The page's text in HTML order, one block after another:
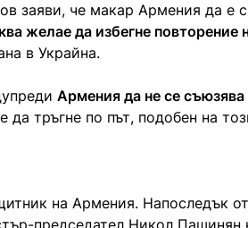
заяви, че макар Армения да е
желае да избегне повторение
в Украйна.
Армения да не се съюзява
тръгне по път, подобен на
на Армения. Напоследък